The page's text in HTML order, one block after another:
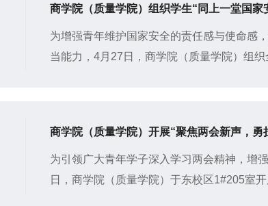
商学院（质量学院）组织学生“同上一堂国家
为增强青年维护国家安全的责任感与使命感
当能力，4月27日，商学院（质量学院）组
商学院（质量学院）开展“聚焦两会新声，勇
为引领广大青年学子深入学习两会精神，增
日，商学院（质量学院）于东校区1#205室